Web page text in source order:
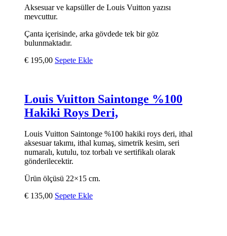
Aksesuar ve kapsüller de Louis Vuitton yazısı
mevcuttur.
Çanta içerisinde, arka gövdede tek bir göz
bulunmaktadır.
€ 195,00 Sepete Ekle
Louis Vuitton Saintonge %100
Hakiki Roys Deri,
Louis Vuitton Saintonge %100 hakiki roys deri, ithal
aksesuar takımı, ithal kumaş, simetrik kesim, seri
numaralı, kutulu, toz torbalı ve sertifikalı olarak
gönderilecektir.
Ürün ölçüsü 22×15 cm.
€ 135,00 Sepete Ekle